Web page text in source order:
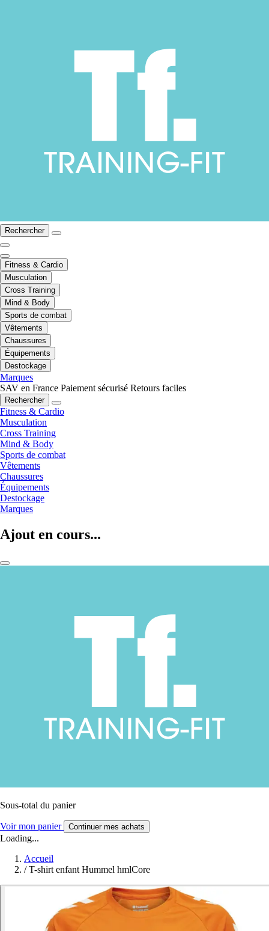
Rechercher
Fitness & Cardio
Musculation
Cross Training
Mind & Body
Sports de combat
Vêtements
Chaussures
Équipements
Destockage
Marques
SAV en France Paiement sécurisé Retours faciles
Rechercher
Fitness & Cardio
Musculation
Cross Training
Mind & Body
Sports de combat
Vêtements
Chaussures
Équipements
Destockage
Marques
Ajout en cours...
Sous-total du panier
Voir mon panier Continuer mes achats
Loading...
Accueil
/ T-shirt enfant Hummel hmlCore